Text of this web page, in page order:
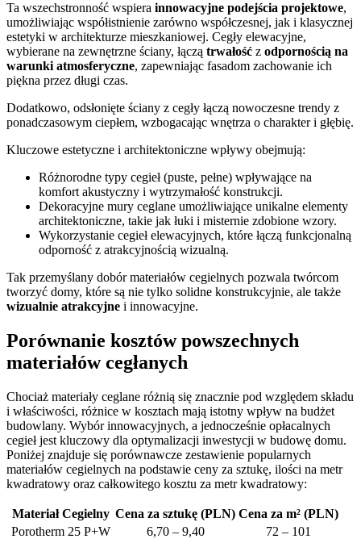
Ta wszechstronność wspiera innowacyjne podejścia projektowe,
umożliwiając współistnienie zarówno współczesnej, jak i klasycznej
estetyki w architekturze mieszkaniowej. Cegły elewacyjne,
wybierane na zewnętrzne ściany, łączą trwałość z odpornością na
warunki atmosferyczne, zapewniając fasadom zachowanie ich
piękna przez długi czas.
Dodatkowo, odsłonięte ściany z cegły łączą nowoczesne trendy z
ponadczasowym ciepłem, wzbogacając wnętrza o charakter i głębię.
Kluczowe estetyczne i architektoniczne wpływy obejmują:
Różnorodne typy cegieł (puste, pełne) wpływające na
komfort akustyczny i wytrzymałość konstrukcji.
Dekoracyjne mury ceglane umożliwiające unikalne elementy
architektoniczne, takie jak łuki i misternie zdobione wzory.
Wykorzystanie cegieł elewacyjnych, które łączą funkcjonalną
odporność z atrakcyjnością wizualną.
Tak przemyślany dobór materiałów cegielnych pozwala twórcom
tworzyć domy, które są nie tylko solidne konstrukcyjnie, ale także
wizualnie atrakcyjne i innowacyjne.
Porównanie kosztów powszechnych
materiałów cegłanych
Chociaż materiały ceglane różnią się znacznie pod względem składu
i właściwości, różnice w kosztach mają istotny wpływ na budżet
budowlany. Wybór innowacyjnych, a jednocześnie opłacalnych
cegieł jest kluczowy dla optymalizacji inwestycji w budowę domu.
Poniżej znajduje się porównawcze zestawienie popularnych
materiałów cegielnych na podstawie ceny za sztukę, ilości na metr
kwadratowy oraz całkowitego kosztu za metr kwadratowy:
Materiał Cegielny Cena za sztukę (PLN) Cena za m² (PLN)
Porotherm 25 P+W
6,70 – 9,40
72 – 101